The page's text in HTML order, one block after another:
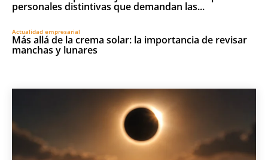
personales distintivas que demandan las...
Actualidad empresarial
Más allá de la crema solar: la importancia de revisar
manchas y lunares